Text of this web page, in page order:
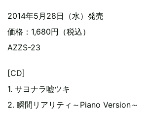
2014年5月28日（水）発売
価格：1,680円（税込）
AZZS-23
[CD]
1. サヨナラ嘘ツキ
2. 瞬間リアリティ～Piano Version～